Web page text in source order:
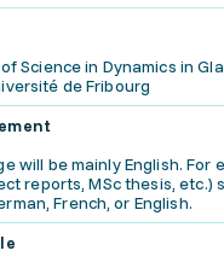
Science in Dynamics in
de Fribourg
will be mainly English. For
reports, MSc thesis, etc.)
French, or English.